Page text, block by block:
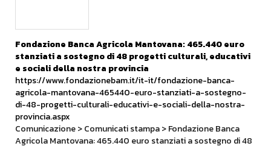
Fondazione Banca Agricola Mantovana: 465.440 euro
stanziati a sostegno di 48progetticulturali, educativi
e socialidella nostra provincia
https://www.fondazionebam.it/it-it/fondazione-banca-
agricola-mantovana-465440-euro-stanziati-a-sostegno-
di-48-progetti-culturali-educativi-e-sociali-della-nostra-
provincia.aspx
Comunicazione > Comunicati stampa > Fondazione Banca
Agricola Mantovana: 465.440 euro stanziati a sostegno di 48